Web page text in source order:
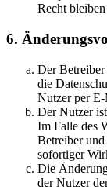
Recht
6.
Der
die
Nutzer per
Der Nutzer
Im Falle des
Betreiber
sofortiger
Die
der Nutzer